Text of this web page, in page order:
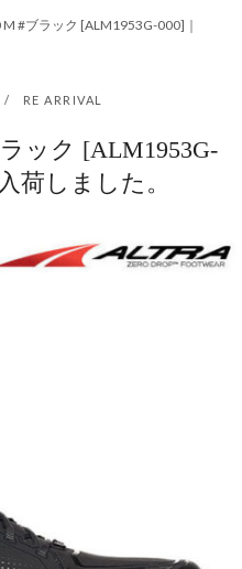
M #ブラック [ALM1953G-000]｜
RE ARRIVAL
ック [ALM1953G-
荷しました。